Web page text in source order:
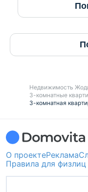
Недвижимость
3-комнатные
3-комнатная
О проектеРеклама
Правила для физлиц